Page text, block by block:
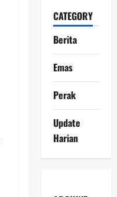
CATEGORY
Berita
Emas
Perak
Update
Harian